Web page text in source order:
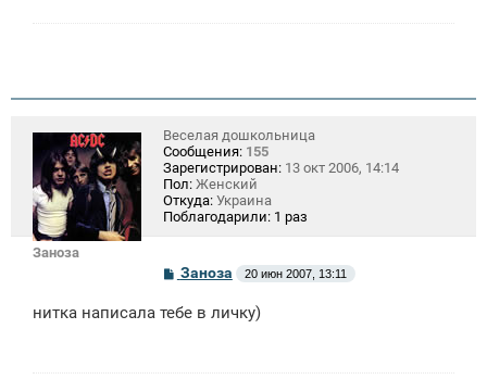
Заноза
Веселая дошкольница
Сообщения: 155
Зарегистрирован: 13 окт 2006, 14:14
Пол: Женский
Откуда: Украина
Поблагодарили: 1 раз
С
о
б
Заноза 20 июн 2007, 13:11
нитка написала тебе в личку)